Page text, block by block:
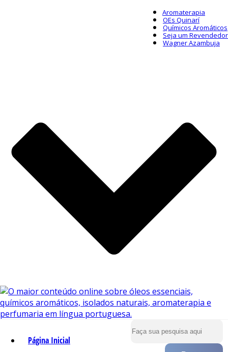
Aromaterapia
OEs Quinarí
Químicos Aromáticos
Seja um Revendedor
Wagner Azambuja
Página Inicial